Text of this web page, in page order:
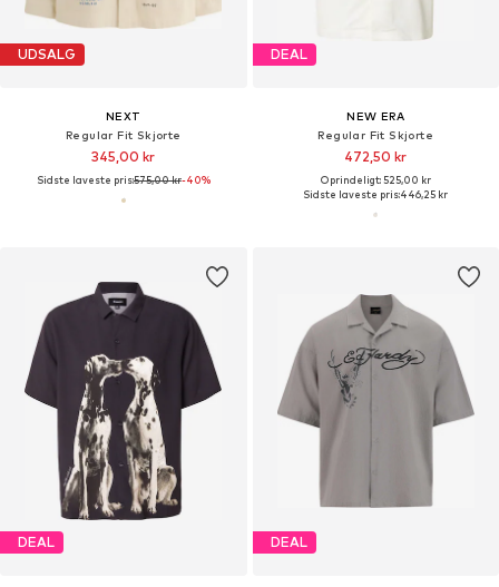
UDSALG
NEXT
Regular Fit Skjorte
345,00 kr
Sidste laveste pris:575,00 kr-40%
DEAL
NEW ERA
Regular Fit Skjorte
472,50 kr
Oprindeligt: 525,00 kr
Sidste laveste pris:446,25 kr
DEAL DEAL